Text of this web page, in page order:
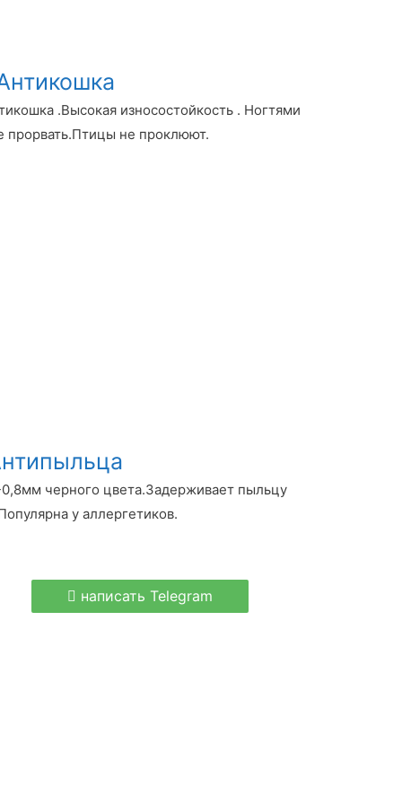
.Высокая износостойкость . Ногтями
прорвать.Птицы не проклюют.
черного цвета.Задерживает пыльцу
у аллергетиков.
написать Telegram